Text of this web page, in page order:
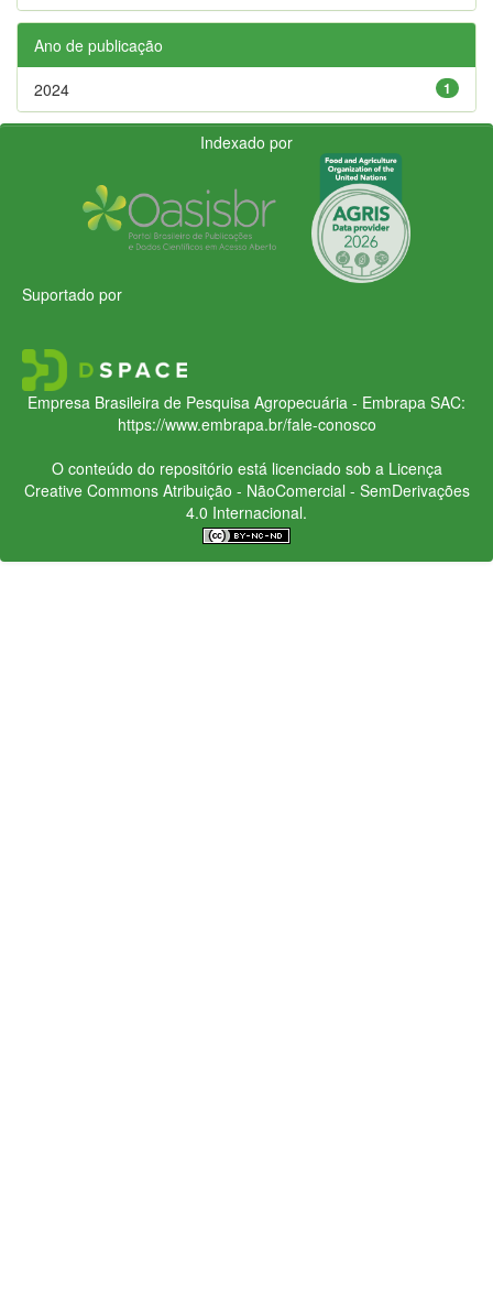
Ano de publicação
1
2024
Indexado por
Suportado por
Empresa Brasileira de Pesquisa Agropecuária - Embrapa SAC:
https://www.embrapa.br/fale-conosco
O conteúdo do repositório está licenciado sob a Licença
Creative CommonsAtribuição - NãoComercial - SemDerivações
4.0 Internacional.